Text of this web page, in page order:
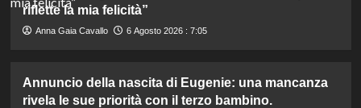
riflette la mia felicità”
Anna Gaia Cavallo 6 Agosto 2026 : 7:05
Annuncio della nascita di Eugenie: una mancanza
rivela le sue priorità con il terzo bambino.